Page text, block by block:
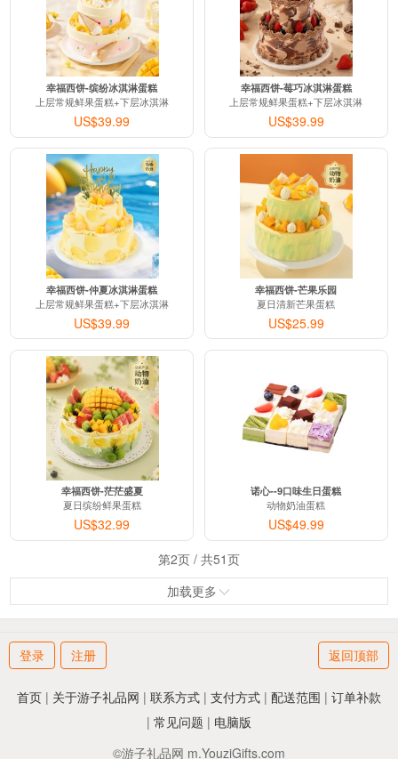
幸福西饼-缤纷冰淇淋蛋糕
上层常规鲜果蛋糕+下层冰淇淋
US$39.99
幸福西饼-莓巧冰淇淋蛋糕
上层常规鲜果蛋糕+下层冰淇淋
US$39.99
幸福西饼-仲夏冰淇淋蛋糕
上层常规鲜果蛋糕+下层冰淇淋
US$39.99
幸福西饼-芒果乐园
夏日清新芒果蛋糕
US$25.99
幸福西饼-茫茫盛夏
夏日缤纷鲜果蛋糕
US$32.99
诺心--9口味生日蛋糕
动物奶油蛋糕
US$49.99
第2页 / 共51页
加载更多
登录 注册 返回顶部
首页 | 关于游子礼品网 | 联系方式 | 支付方式 | 配送范围 | 订单补款
| 常见问题 | 电脑版
©游子礼品网 m.YouziGifts.com